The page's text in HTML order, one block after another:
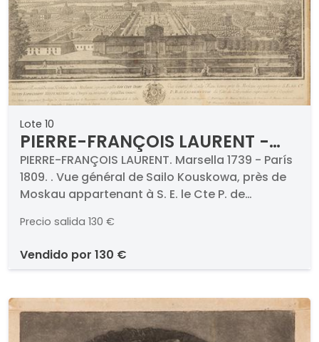
Lote 10
PIERRE-FRANÇOIS LAURENT -
Vue général de Sailo Kouskowa,
près de Moskau appartenant à
S. E. le Cte P. de Cheremettoff
du côté de l'abyrinthe
PIERRE-FRANÇOIS LAURENT. Marsella 1739 - París
1809. . Vue général de Sailo Kouskowa, près de
Moskau appartenant à S. E. le Cte P. de
sur l'occident. c. 1780. Grabado. Firmado y
Precio salida 130 €
vendido por 130 €